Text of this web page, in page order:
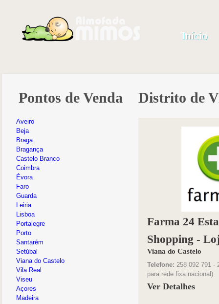
Início
Pontos de Venda
Aveiro
Beja
Braga
Bragança
Castelo Branco
Coimbra
Évora
Faro
Guarda
Leiria
Lisboa
Portalegre
Porto
Santarém
Setúbal
Viana do Castelo
Vila Real
Viseu
Açores
Madeira
Distrito de
Farma 24
Shopping -
Viana do Castelo
Telefone: 258 092 791 -
para rede fixa nacional)
Ver Detalhes